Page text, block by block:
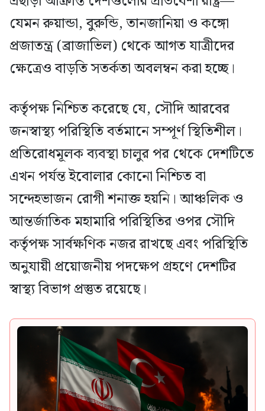
যেমন রুয়ান্ডা, বুরুন্ডি, তানজানিয়া ও কঙ্গো
প্রজাতন্ত্র (ব্রাজাভিল) থেকে আগত যাত্রীদের
ক্ষেত্রেও বাড়তি সতর্কতা অবলম্বন করা হচ্ছে।
কর্তৃপক্ষ নিশ্চিত করেছে যে, সৌদি আরবের
জনস্বাস্থ্য পরিস্থিতি বর্তমানে সম্পূর্ণ স্থিতিশীল।
প্রতিরোধমূলক ব্যবস্থা চালুর পর থেকে দেশটিতে
এখন পর্যন্ত ইবোলার কোনো নিশ্চিত বা
সন্দেহভাজন রোগী শনাক্ত হয়নি। আঞ্চলিক ও
আন্তর্জাতিক মহামারি পরিস্থিতির ওপর সৌদি
কর্তৃপক্ষ সার্বক্ষণিক নজর রাখছে এবং পরিস্থিতি
অনুযায়ী প্রয়োজনীয় পদক্ষেপ গ্রহণে দেশটির
স্বাস্থ্য বিভাগ প্রস্তুত রয়েছে।